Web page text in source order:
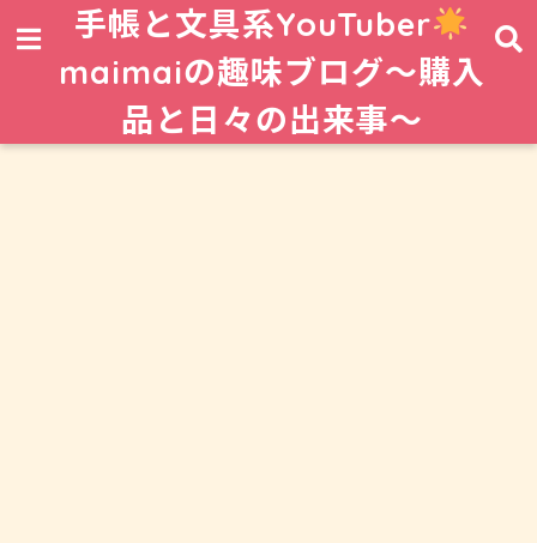
手帳と文具系YouTuber
maimaiの趣味ブログ〜購入
品と日々の出来事〜